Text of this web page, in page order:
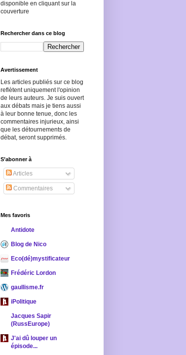
disponible en cliquant sur la
couverture
Rechercher dans ce blog
Avertissement
Les articles publiés sur ce blog
reflètent uniquement l'opinion
de leurs auteurs. Je suis ouvert
aux débats mais je tiens aussi
à leur bonne tenue, donc les
commentaires injurieux, ainsi
que les détournements de
débat, seront supprimés.
S’abonner à
Articles
Commentaires
Mes favoris
Antidote
Blog de Nico
Eco(dé)mystificateur
Frédéric Lordon
gaullisme.fr
iPolitique
Jacques Sapir
(RussEurope)
J'ai dû louper un
épisode...